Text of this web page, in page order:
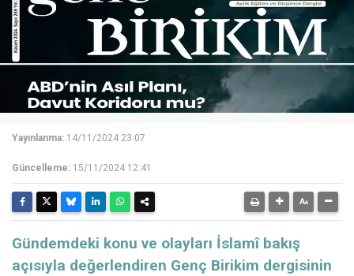
Yayınlanma: 14/11/2024 23:07
Güncelleme: 15/11/2024 12:41
Gündemdeki konu ve olayları İslamî bakış
açısıyla değerlendiren Genç Birikim dergisinin